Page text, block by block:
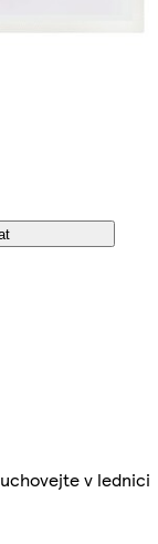
v lednici